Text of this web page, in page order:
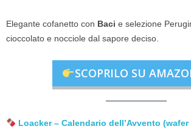
Elegante cofanetto con Baci e selezione
cioccolato e nocciole dal sapore deciso.
SCOPRILO SU
Loacker – Calendario dell’Avvento